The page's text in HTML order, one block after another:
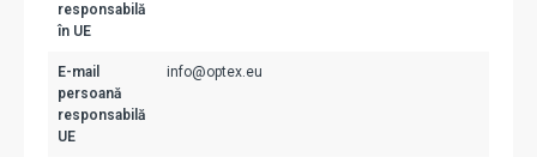
responsabilă
în UE
E-mail
persoană
responsabilă
UE
info@optex.eu